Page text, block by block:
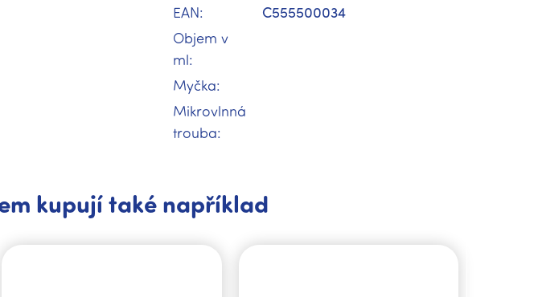
EAN:
C555500034
Objem v
ml:
Myčka:
Mikrovlnná
trouba:
kupují také například